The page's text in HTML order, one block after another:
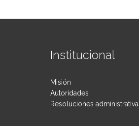
Institucional
Misión
Autoridades
Resoluciones